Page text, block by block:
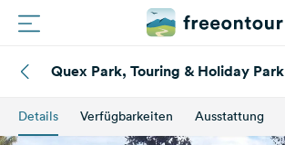
Plätze
Quex Park, Touring & Holiday Park
Details Verfügbarkeiten Ausstattung